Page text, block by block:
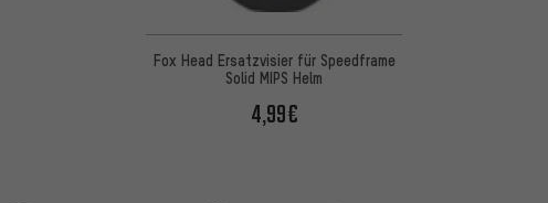
Fox Head Ersatzvisier für Speedframe
Solid MIPS Helm
4,99€